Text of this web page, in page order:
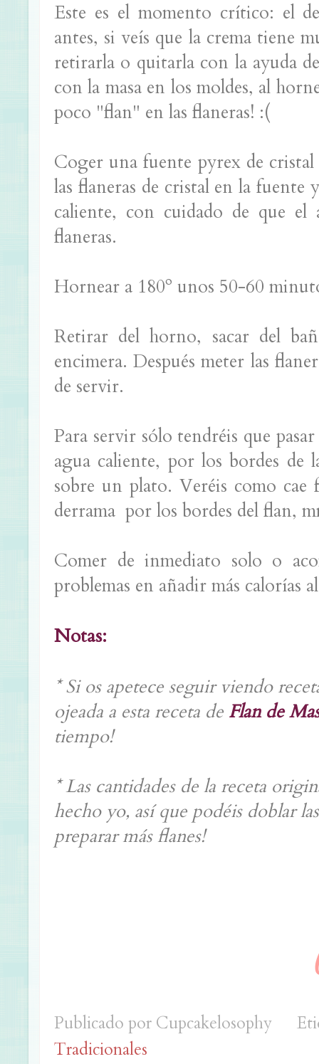
Este es el momento crítico: el
antes, si veís que la crema tiene
retirarla o quitarla con la ayuda
con la masa en los moldes, al
poco "flan" en las flaneras! :(
Coger una fuente pyrex de
las flaneras de cristal en la fuente
caliente, con cuidado de que
flaneras.
Hornear a 180º unos 50-60
Retirar del horno, sacar del
encimera. Después meter las
de servir.
Para servir sólo tendréis que
agua caliente, por los bordes de
sobre un plato. Veréis como cae
derrama por los bordes del flan,
Comer de inmediato solo o
problemas en añadir más calorías
Notas:
*Si os apetece seguir viendo
ojeada a esta receta de Flan de
tiempo!
* Las cantidades de la receta
hecho yo, así que podéis doblar
preparar más flanes!
Publicado por Cupcakelosophy
Tradicionales